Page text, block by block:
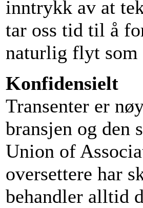
inntrykk av at
tar oss tid til å
naturlig flyt som
Konfidensielt
Transenter er
bransjen og den
Union of
oversettere har
behandler alltid